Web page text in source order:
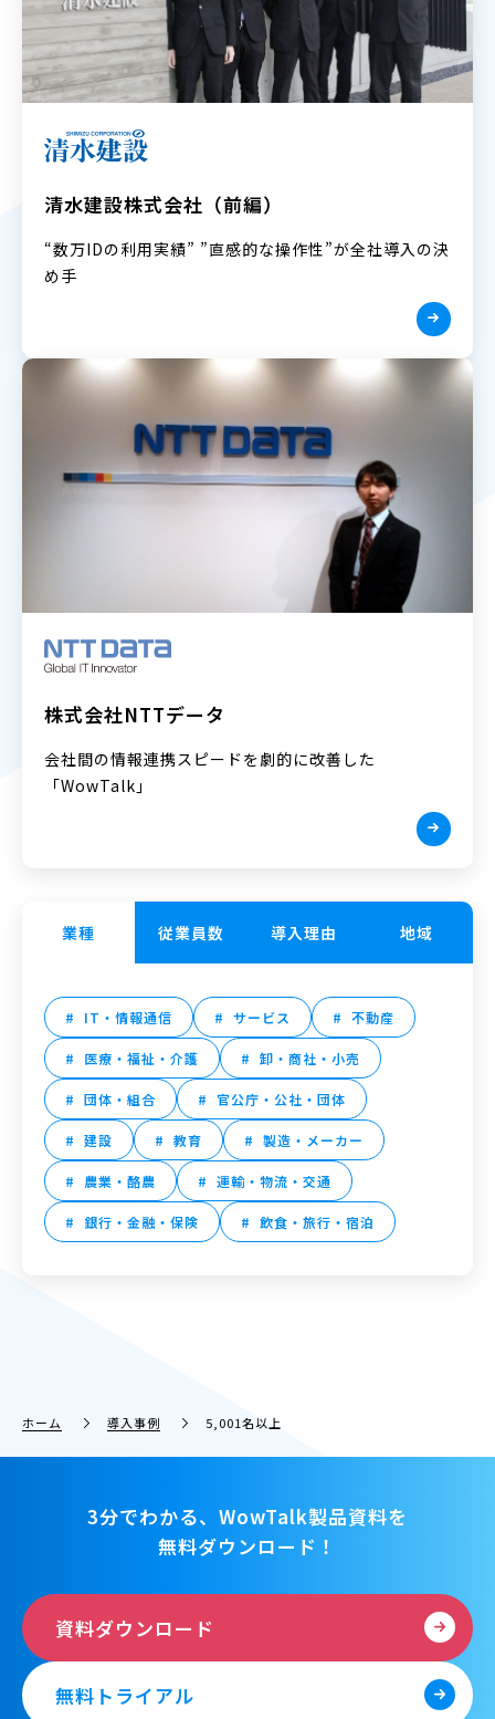
清水建設株式会社（前編）
“数万IDの利用実績” ”直感的な操作性”が全社導入の決
め手
株式会社NTTデータ
会社間の情報連携スピードを劇的に改善した
「WowTalk」
業種
IT・情報通信 サービス 不動産
医療・福祉・介護 卸・商社・小売
団体・組合 官公庁・公社・団体
建設 教育 製造・メーカー
農業・酪農 運輸・物流・交通
銀行・金融・保険 飲食・旅行・宿泊
従業員数 導入理由 地域
ホーム 導入事例 5,001名以上
3分でわかる、WowTalk製品資料を
無料ダウンロード！
資料ダウンロード
無料トライアル